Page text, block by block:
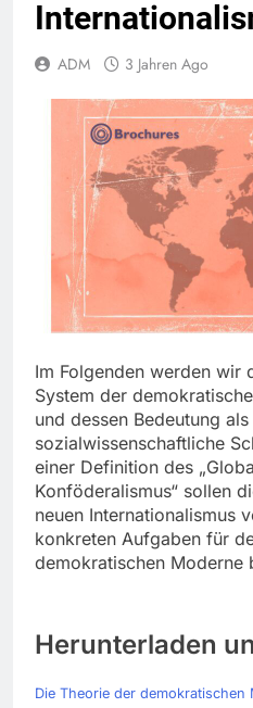
ADM 3 Jahren Ago
Im Folgenden werden wir
System der
und dessen Bedeutung als
sozialwissenschaftliche
einer Definition des
Konföderalismus“ sollen
neuen Internationalismus
konkreten Aufgaben für
demokratischen Moderne
Herunterladen
Die Theorie der